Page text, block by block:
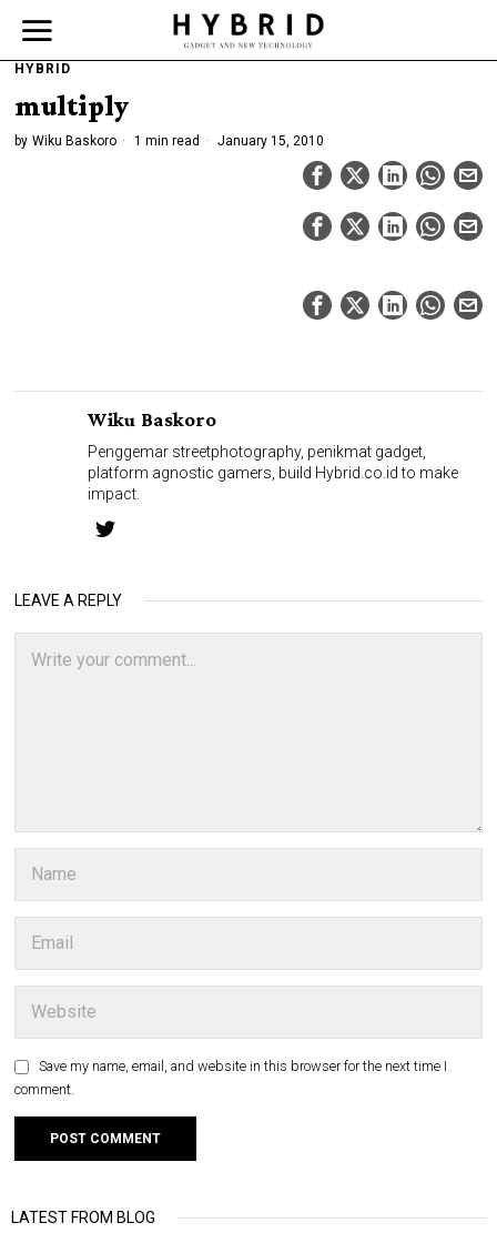
HYBRID
multiply
by Wiku Baskoro 1 min read January 15, 2010
Wiku Baskoro
Penggemar streetphotography, penikmat gadget,
platform agnostic gamers, build Hybrid.co.id to make
impact.
LEAVE A REPLY
Save my name, email, and website in this browser for the next time I
comment.
LATEST FROM BLOG